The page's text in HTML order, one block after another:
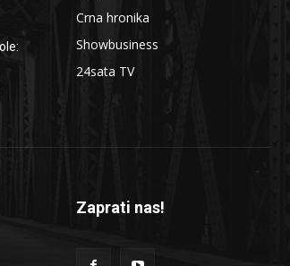
Crna hronika
Showbusiness
24sata TV
Zaprati nas!